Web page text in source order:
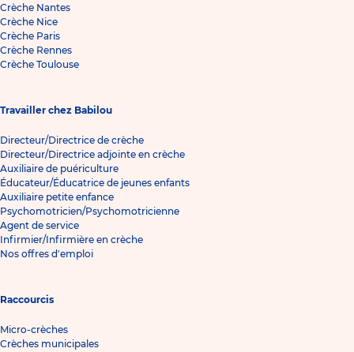
Crèche Nantes
Crèche Nice
Crèche Paris
Crèche Rennes
Crèche Toulouse
Travailler chez Babilou
Directeur/Directrice de crèche
Directeur/Directrice adjointe en crèche
Auxiliaire de puériculture
Éducateur/Éducatrice de jeunes enfants
Auxiliaire petite enfance
Psychomotricien/Psychomotricienne
Agent de service
Infirmier/Infirmière en crèche
Nos offres d'emploi
Raccourcis
Micro-crèches
Crèches municipales